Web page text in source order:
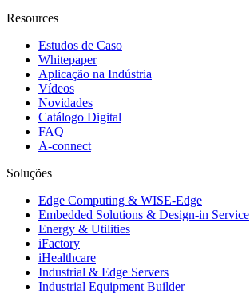
Resources
Estudos de Caso
Whitepaper
Aplicação na Indústria
Vídeos
Novidades
Catálogo Digital
FAQ
A-connect
Soluções
Edge Computing & WISE-Edge
Embedded Solutions & Design-in Service
Energy & Utilities
iFactory
iHealthcare
Industrial & Edge Servers
Industrial Equipment Builder